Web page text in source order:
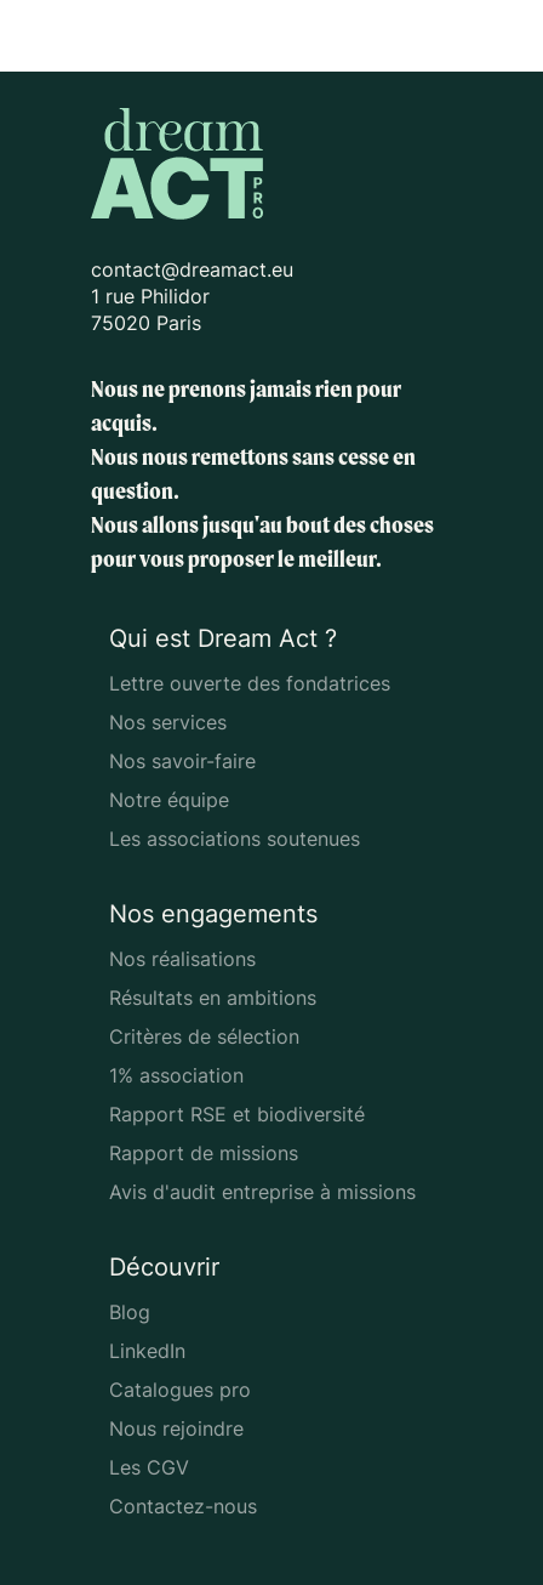
contact@dreamact.eu
1 rue Philidor
75020 Paris
Nous ne prenons jamais rien pour
acquis.
Nous nous remettons sans cesse en
question.
Nous allons jusqu'au bout des choses
pour vous proposer le meilleur.
Qui est Dream Act ?
Lettre ouverte des fondatrices
Nos services
Nos savoir-faire
Notre équipe
Les associations soutenues
Nos engagements
Nos réalisations
Résultats en ambitions
Critères de sélection
1% association
Rapport RSE et biodiversité
Rapport de missions
Avis d'audit entreprise à missions
Découvrir
Blog
LinkedIn
Catalogues pro
Nous rejoindre
Les CGV
Contactez-nous